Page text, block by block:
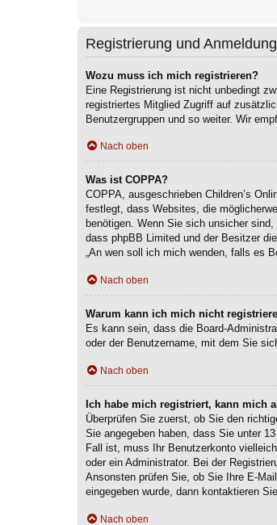
Registrierung und Anmeldung
Wozu muss ich mich registrieren?
Eine Registrierung ist nicht unbedingt
registriertes Mitglied Zugriff auf
Benutzergruppen und so weiter. Wir
Nach oben
Was ist COPPA?
COPPA, ausgeschrieben Children’s
festlegt, dass Websites, die
benötigen. Wenn Sie sich unsicher
dass phpBB Limited und der Besitzer
„An wen soll ich mich wenden, falls es
Nach oben
Warum kann ich mich nicht
Es kann sein, dass die Board-
oder der Benutzername, mit dem Sie
Nach oben
Ich habe mich registriert, kann mich
Überprüfen Sie zuerst, ob Sie den
Sie angegeben haben, dass Sie unter
Fall ist, muss Ihr Benutzerkonto
oder ein Administrator. Bei der
Ansonsten prüfen Sie, ob Sie Ihre E-
eingegeben wurde, dann kontaktieren
Nach oben